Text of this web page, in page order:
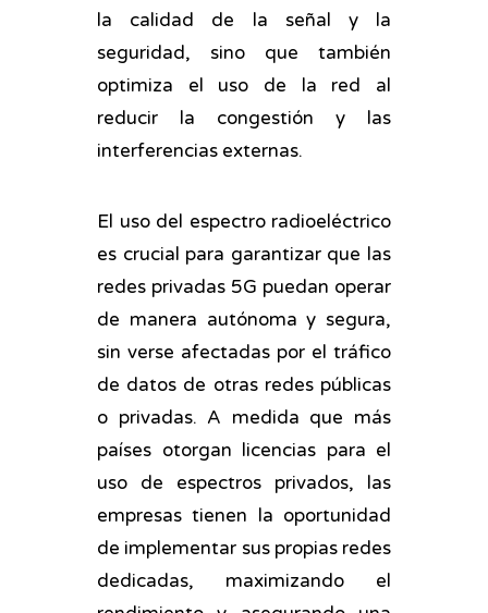
la calidad de la señal y la
seguridad, sino que también
optimiza el uso de la red al
reducir la congestión y las
interferencias externas.
El uso del espectro radioeléctrico
es crucial para garantizar que las
redes privadas 5G puedan operar
de manera autónoma y segura,
sin verse afectadas por el tráfico
de datos de otras redes públicas
o privadas. A medida que más
países otorgan licencias para el
uso de espectros privados, las
empresas tienen la oportunidad
de implementar sus propias redes
dedicadas, maximizando el